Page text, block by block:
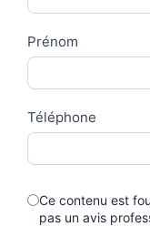
Prénom
Téléphone
Ce contenu est
pas un avis